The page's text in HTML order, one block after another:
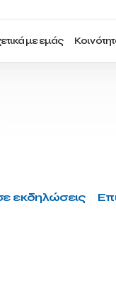
με εμάς
εκδηλώσεις